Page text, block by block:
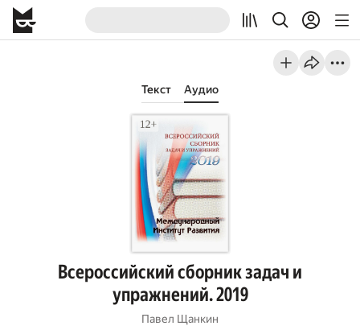
Текст Аудио
Всероссийский сборник задач и
упражнений. 2019
Павел Щанкин